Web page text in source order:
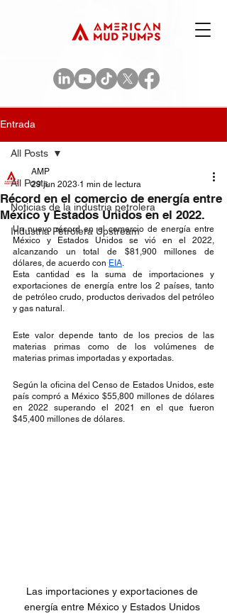
Entrada
All Posts
Noticias de la industria petrolera
Industria Petrolera Upstream
All Posts
Récord en el comercio de energía entre
México y Estados Unidos en el 2022.
AMP
29 jun 2023 1 min de lectura
Un nuevo récord en el comercio de energía entre
México y Estados Unidos se vió en el 2022,
alcanzando un total de $81,900 millones de
dólares, de acuerdo con EIA.
Esta cantidad es la suma de importaciones y
exportaciones de energía entre los 2 países, tanto
de petróleo crudo, productos derivados del petróleo
y gas natural.
Este valor depende tanto de los precios de las
materias primas como de los volúmenes de
materias primas importadas y exportadas.
Según la oficina del Censo de Estados Unidos, este
país compró a México $55,800 millones de dólares
en 2022 superando el 2021 en el que fueron
$45,400 millones de dólares.
Las importaciones y exportaciones de
energía entre México y Estados Unidos